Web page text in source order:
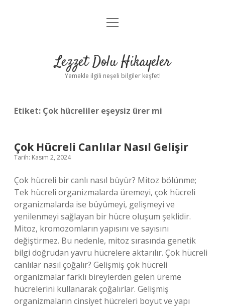
Anasayfa
Yasal Uyarı
menüyü
Lezzet Dolu Hikayeler
Yemekle ilgili neşeli bilgiler keşfet!
Etiket: Çok hücreliler eşeysiz ürer mi
Çok Hücreli Canlılar Nasıl Gelişir
Tarih: Kasım 2, 2024
Çok hücreli bir canlı nasıl büyür? Mitoz bölünme;
Tek hücreli organizmalarda üremeyi, çok hücreli
organizmalarda ise büyümeyi, gelişmeyi ve
yenilenmeyi sağlayan bir hücre oluşum şeklidir.
Mitoz, kromozomların yapısını ve sayısını
değiştirmez. Bu nedenle, mitoz sırasında genetik
bilgi doğrudan yavru hücrelere aktarılır. Çok hücreli
canlılar nasıl çoğalır? Gelişmiş çok hücreli
organizmalar farklı bireylerden gelen üreme
hücrelerini kullanarak çoğalırlar. Gelişmiş
organizmaların cinsiyet hücreleri boyut ve yapı